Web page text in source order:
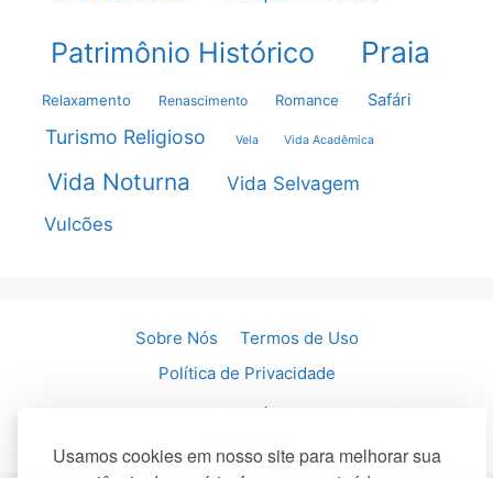
Usamos cookies em nosso site para melhorar sua
Patrimônio Histórico Praia
Relaxamento Renascimento Romance Safári
Turismo Religioso Vela Vida Acadêmica
Vida Noturna Vida Selvagem
Vulcões
Sobre Nós
Termos de Uso
Política de Privacidade
© 2026-2026 Destino de Férias. Todos os direitos